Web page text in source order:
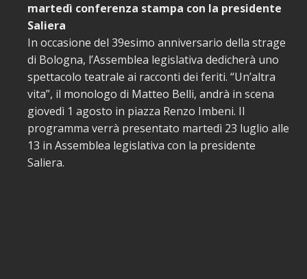
martedì conferenza stampa con la presidente
Saliera
In occasione del 39esimo anniversario della strage
di Bologna, l’Assemblea legislativa dedicherà uno
spettacolo teatrale ai racconti dei feriti. “Un’altra
vita”, il monologo di Matteo Belli, andrà in scena
giovedì 1 agosto in piazza Renzo Imbeni. Il
programma verrà presentato martedì 23 luglio alle
13 in Assemblea legislativa con la presidente
Saliera.